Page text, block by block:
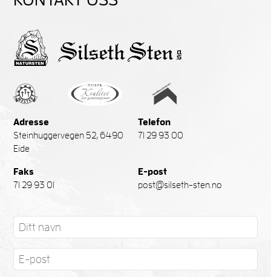
Adresse
Steinhuggervegen 52, 6490
Eide
Telefon
71 29 93 00
Faks
71 29 93 01
E-post
post@silseth-sten.no